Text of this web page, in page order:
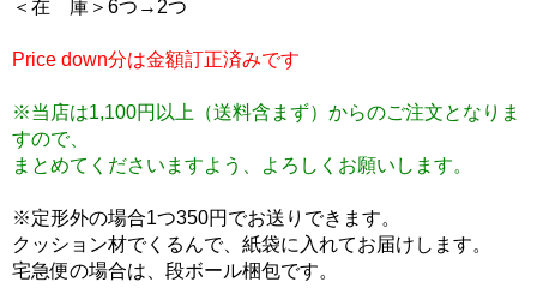
＜在 庫＞6つ→2つ
Price down分は金額訂正済みです
※当店は1,100円以上（送料含まず）からのご注文となりま
すので、
まとめてくださいますよう、よろしくお願いします。
※定形外の場合1つ350円でお送りできます。
クッション材でくるんで、紙袋に入れてお届けします。
宅急便の場合は、段ボール梱包です。